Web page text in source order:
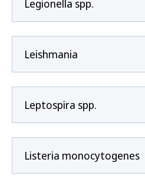
Legionella spp.
Leishmania
Leptospira spp.
Listeria monocytogenes